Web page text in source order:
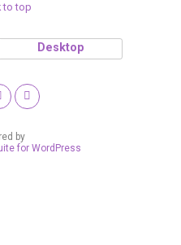
to top
Desktop
by
for WordPress